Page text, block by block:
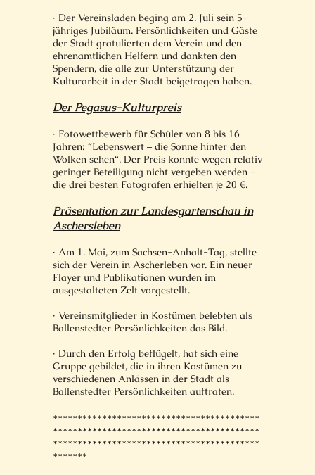
· Der Vereinsladen beging am 2. Juli sein 5-
jähriges Jubiläum. Persönlichkeiten und Gäste
der Stadt gratulierten dem Verein und den
ehrenamtlichen Helfern und dankten den
Spendern, die alle zur Unterstützung der
Kulturarbeit in der Stadt beigetragen haben.
Der Pegasus-Kulturpreis
· Fotowettbewerb für Schüler von 8 bis 16
Jahren: “Lebenswert – die Sonne hinter den
Wolken sehen“. Der Preis konnte wegen relativ
geringer Beteiligung nicht vergeben werden -
die drei besten Fotografen erhielten je 20 €.
Präsentation zur Landesgartenschau in
Aschersleben
· Am 1. Mai, zum Sachsen-Anhalt-Tag, stellte
sich der Verein in Ascherleben vor. Ein neuer
Flayer und Publikationen wurden im
ausgestalteten Zelt vorgestellt.
· Vereinsmitglieder in Kostümen belebten als
Ballenstedter Persönlichkeiten das Bild.
· Durch den Erfolg beflügelt, hat sich eine
Gruppe gebildet, die in ihren Kostümen zu
verschiedenen Anlässen in der Stadt als
Ballenstedter Persönlichkeiten auftraten.
******************************************
******************************************
******************************************
*******